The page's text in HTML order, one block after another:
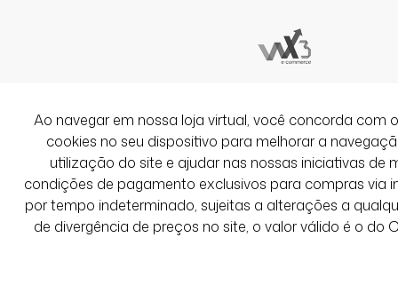
Rejuveneceu meu corpo.
Ver Mais Avaliações
Ao navegar em nossa loja virtual, você concorda com
cookies no seu dispositivo para melhorar a
utilização do site e ajudar nas nossas iniciativas de
condições de pagamento exclusivos para compras via
por tempo indeterminado, sujeitas a alterações a
de divergência de preços no site, o valor válido é o do